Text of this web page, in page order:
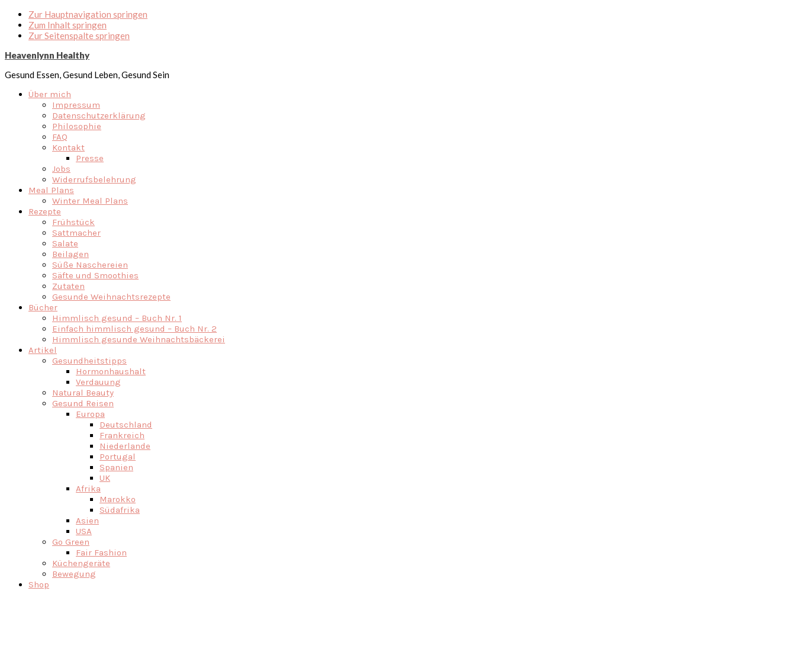
Zur Hauptnavigation springen
Zum Inhalt springen
Zur Seitenspalte springen
Heavenlynn Healthy
Gesund Essen, Gesund Leben, Gesund Sein
Über mich
Impressum
Datenschutzerklärung
Philosophie
FAQ
Kontakt
Presse
Jobs
Widerrufsbelehrung
Meal Plans
Winter Meal Plans
Rezepte
Frühstück
Sattmacher
Salate
Beilagen
Süße Naschereien
Säfte und Smoothies
Zutaten
Gesunde Weihnachtsrezepte
Bücher
Himmlisch gesund – Buch Nr. 1
Einfach himmlisch gesund – Buch Nr. 2
Himmlisch gesunde Weihnachtsbäckerei
Artikel
Gesundheitstipps
Hormonhaushalt
Verdauung
Natural Beauty
Gesund Reisen
Europa
Deutschland
Frankreich
Niederlande
Portugal
Spanien
UK
Afrika
Marokko
Südafrika
Asien
USA
Go Green
Fair Fashion
Küchengeräte
Bewegung
Shop